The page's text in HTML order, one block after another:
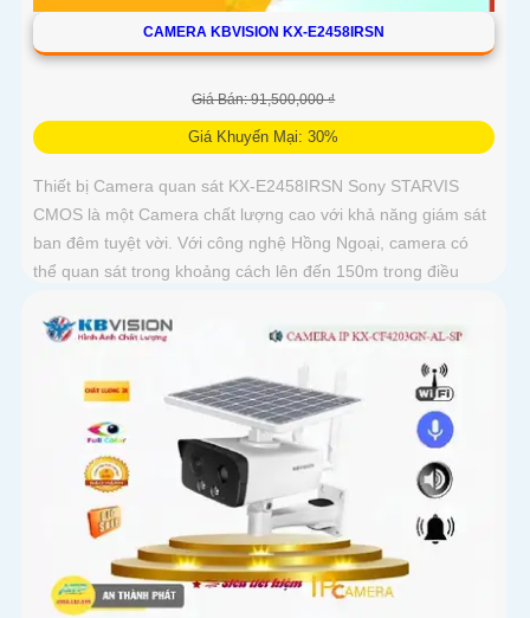
CAMERA KBVISION KX-E2458IRSN
Giá Bán: 91,500,000 ₫
Giá Khuyến Mại: 30%
Thiết bị Camera quan sát KX-E2458IRSN Sony STARVIS
CMOS là một Camera chất lượng cao với khả năng giám sát
ban đêm tuyệt vời. Với công nghệ Hồng Ngoại, camera có
thể quan sát trong khoảng cách lên đến 150m trong điều